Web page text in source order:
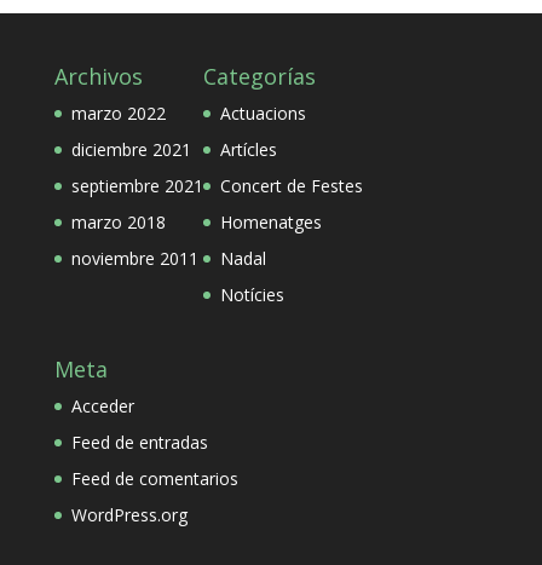
Archivos
marzo 2022
diciembre 2021
septiembre 2021
marzo 2018
noviembre 2011
Categorías
Actuacions
Artícles
Concert de Festes
Homenatges
Nadal
Notícies
Meta
Acceder
Feed de entradas
Feed de comentarios
WordPress.org